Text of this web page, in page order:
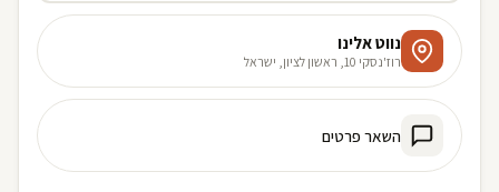
נווט אלינו
רוז'נסקי 10, ראשון לציון, ישראל
השאר פרטים